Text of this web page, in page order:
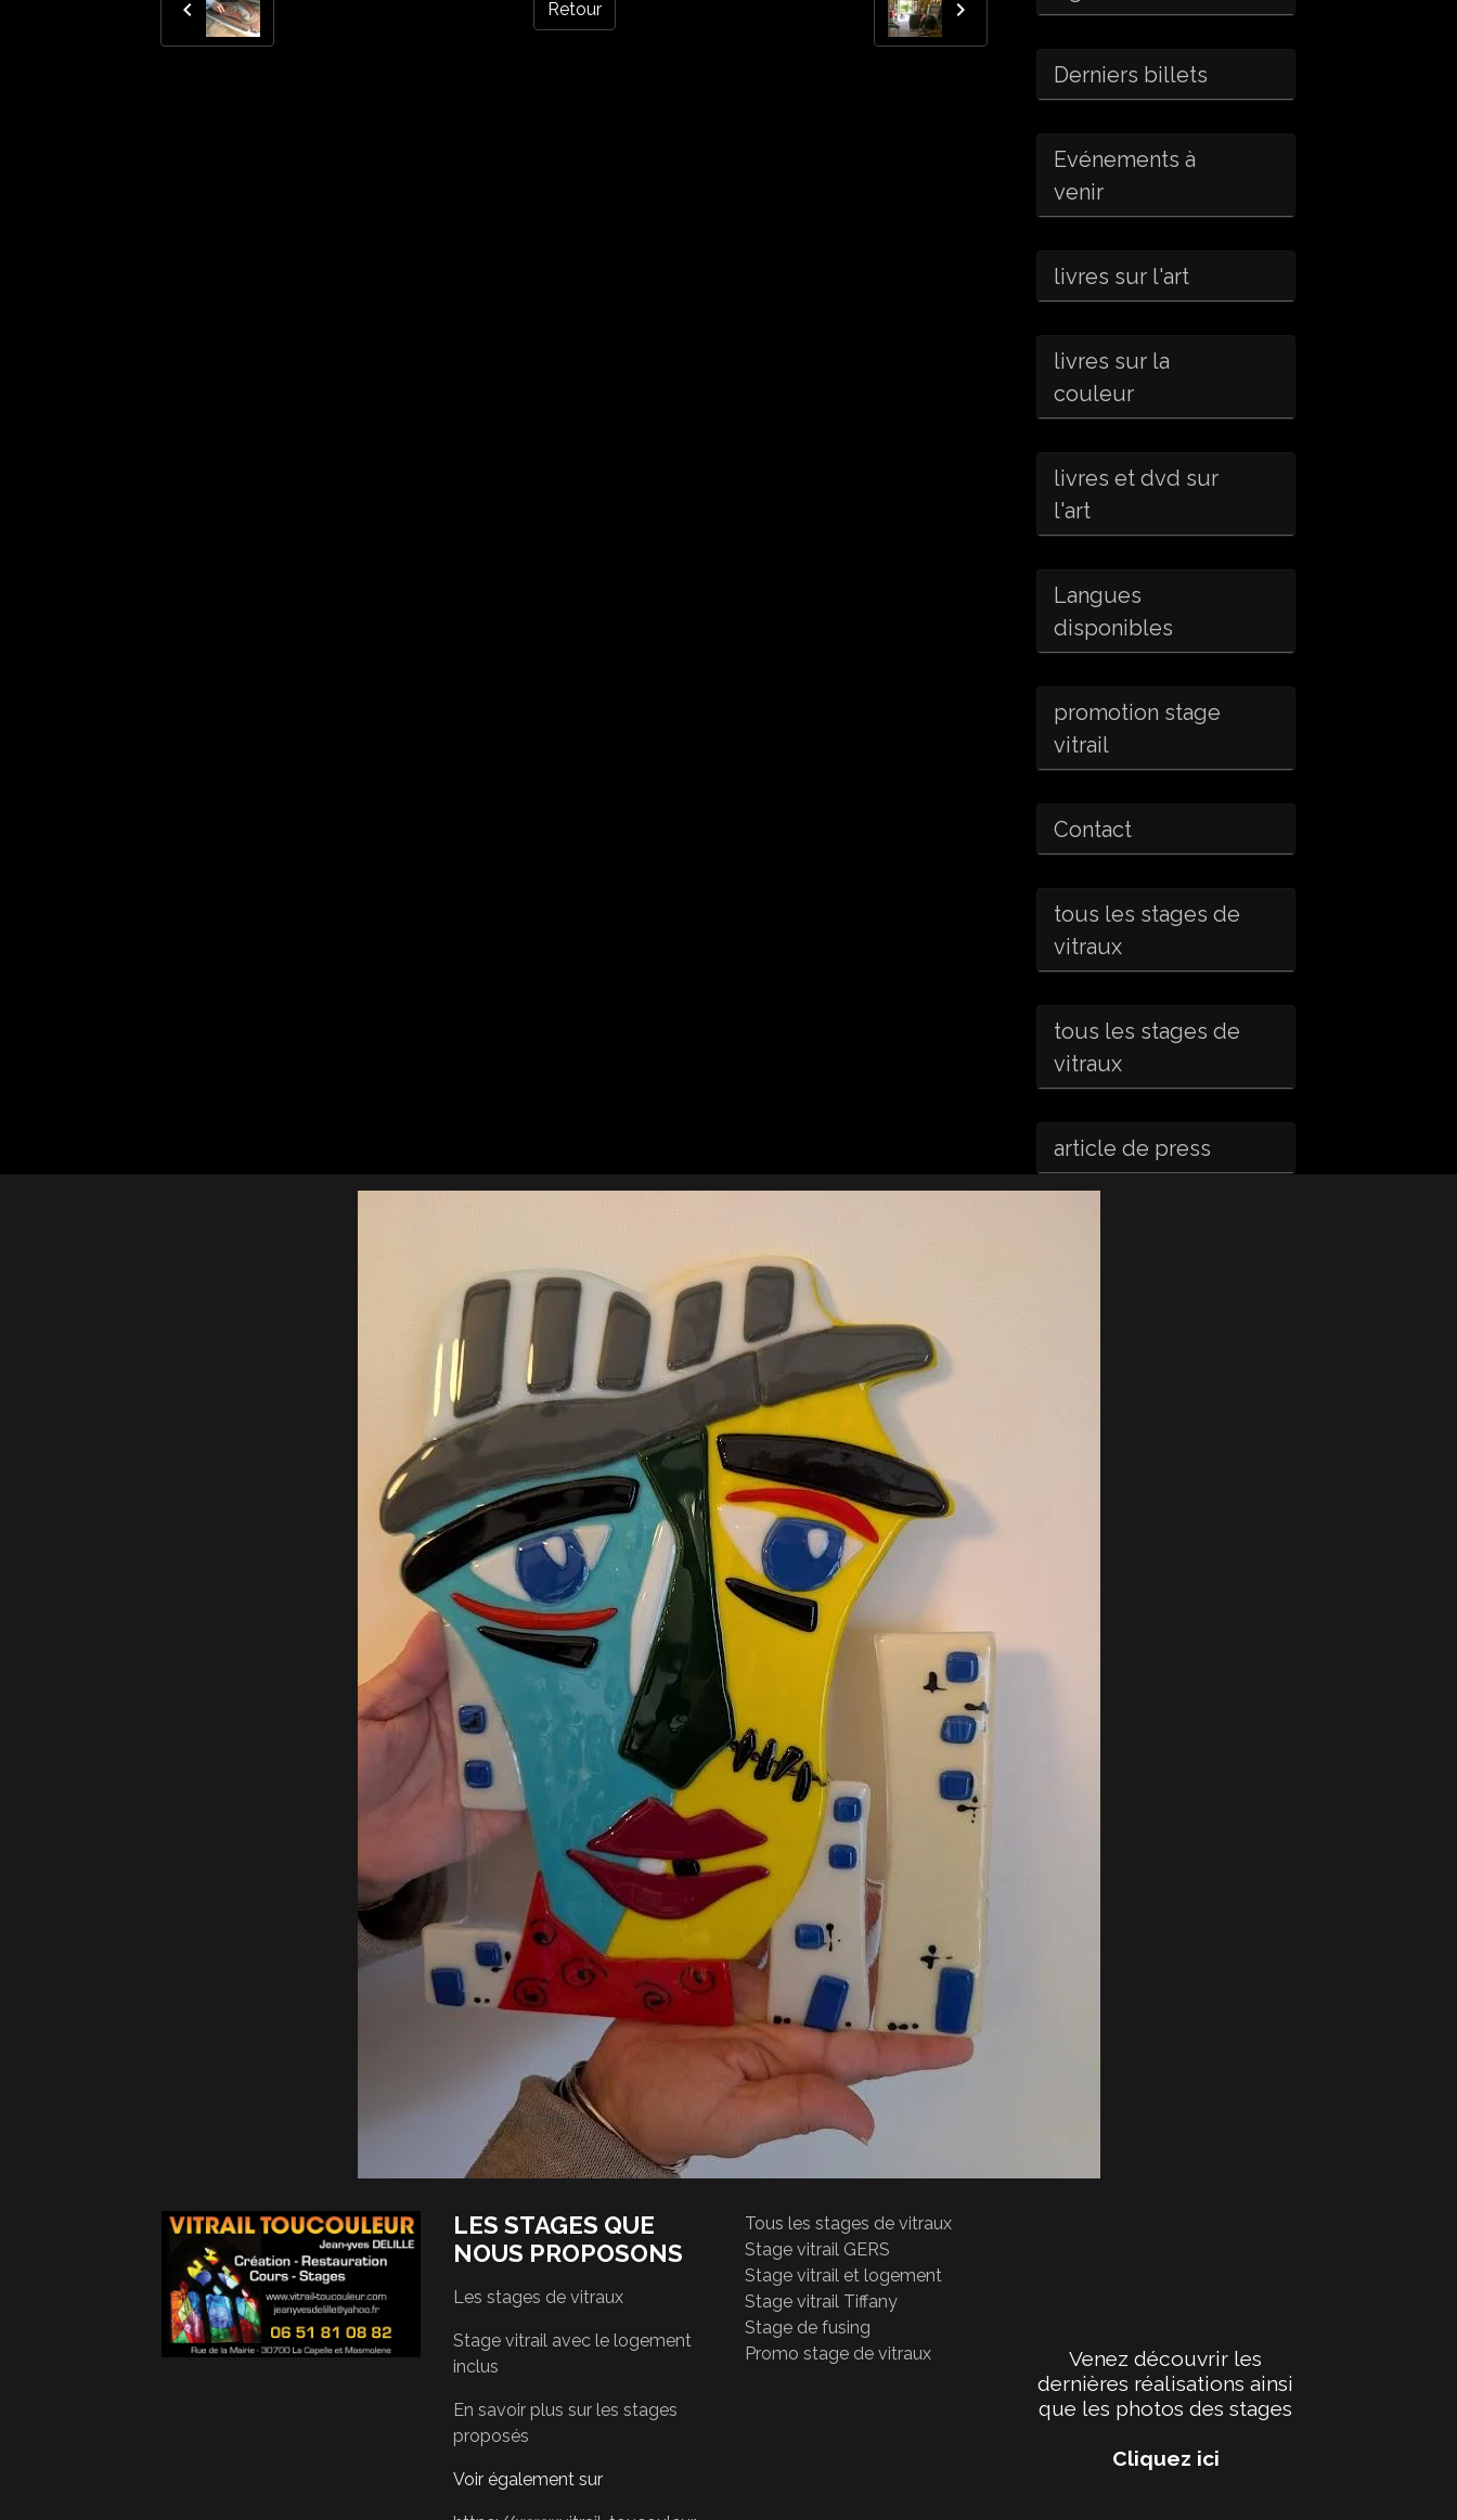
Retour
Derniers billets
Evénements à
venir
livres sur l'art
livres sur la
couleur
livres et dvd sur
l'art
Langues
disponibles
promotion stage
vitrail
Contact
tous les stages de
vitraux
tous les stages de
vitraux
article de press
LES STAGES QUE
NOUS PROPOSONS
Les stages de vitraux
Stage vitrail avec le logement
inclus
En savoir plus sur les stages
proposés
Voir également sur
Tous les stages de vitraux
Stage vitrail GERS
Stage vitrail et logement
Stage vitrail Tiffany
Stage de fusing
Promo stage de vitraux
Venez découvrir les
dernières réalisations ainsi
que les photos des stages
Cliquez ici